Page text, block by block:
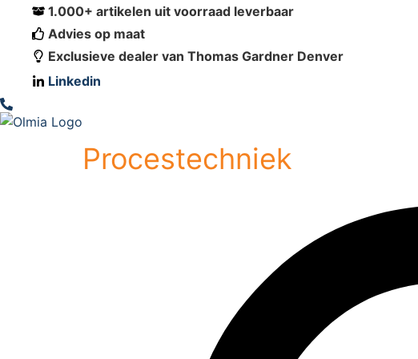
1.000+ artikelen uit voorraad leverbaar
Advies op maat
Exclusieve dealer van Thomas Gardner Denver
Linkedin
Procestechniek